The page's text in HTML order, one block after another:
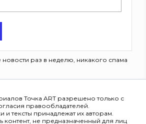
раз в неделю, никакого спама
Точка ART разрешено только с
правообладателей.
и тексты принадлежат их авторам.
контент, не предназначенный для лиц